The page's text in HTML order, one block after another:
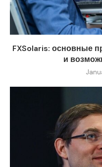
FXSolaris: основные
и